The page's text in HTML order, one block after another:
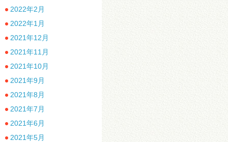
2022年2月
2022年1月
2021年12月
2021年11月
2021年10月
2021年9月
2021年8月
2021年7月
2021年6月
2021年5月